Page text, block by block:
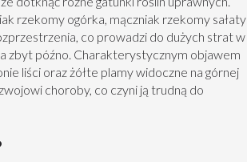
rzekomy ogórka, mączniak rzekomy sałaty
co prowadzi do dużych strat w
zbyt późno. Charakterystycznym objawem
liści oraz żółte plamy widoczne na górnej
choroby, co czyni ją trudną do